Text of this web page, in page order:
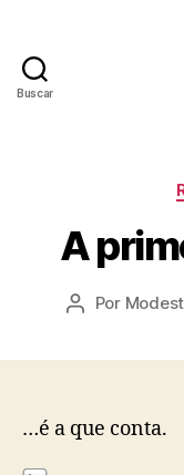
Buscar
A
Autor
Por
…é a que conta.